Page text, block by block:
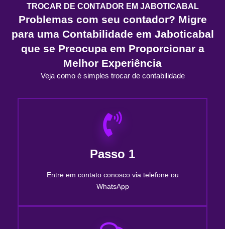
TROCAR DE CONTADOR EM JABOTICABAL
Problemas com seu contador? Migre
para uma Contabilidade em Jaboticabal
que se Preocupa em Proporcionar a
Melhor Experiência
Veja como é simples trocar de contabilidade
Passo 1
Entre em contato conosco via telefone ou
WhatsApp